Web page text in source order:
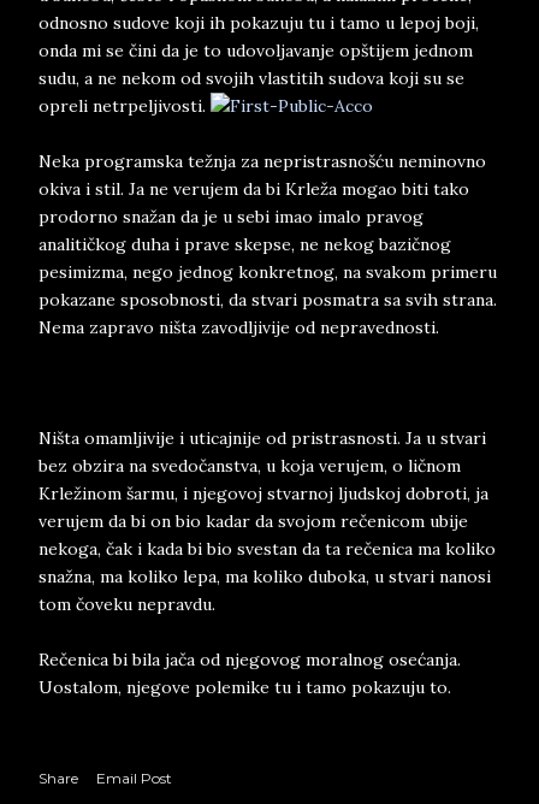
odnosno sudove koji ih pokazuju tu i tamo u lepoj boji,
onda mi se čini da je to udovoljavanje opštijem jednom
sudu, a ne nekom od svojih vlastitih sudova koji su se
opreli netrpeljivosti.
Neka programska težnja za nepristrasnošću neminovno
okiva i stil. Ja ne verujem da bi Krleža mogao biti tako
prodorno snažan da je u sebi imao imalo pravog
analitičkog duha i prave skepse, ne nekog bazičnog
pesimizma, nego jednog konkretnog, na svakom primeru
pokazane sposobnosti, da stvari posmatra sa svih strana.
Nema zapravo ništa zavodljivije od nepravednosti.
Ništa omamljivije i uticajnije od pristrasnosti. Ja u stvari
bez obzira na svedočanstva, u koja verujem, o ličnom
Krležinom šarmu, i njegovoj stvarnoj ljudskoj dobroti, ja
verujem da bi on bio kadar da svojom rečenicom ubije
nekoga, čak i kada bi bio svestan da ta rečenica ma koliko
snažna, ma koliko lepa, ma koliko duboka, u stvari nanosi
tom čoveku nepravdu.
Rečenica bi bila jača od njegovog moralnog osećanja.
Uostalom, njegove polemike tu i tamo pokazuju to.
Share Email Post